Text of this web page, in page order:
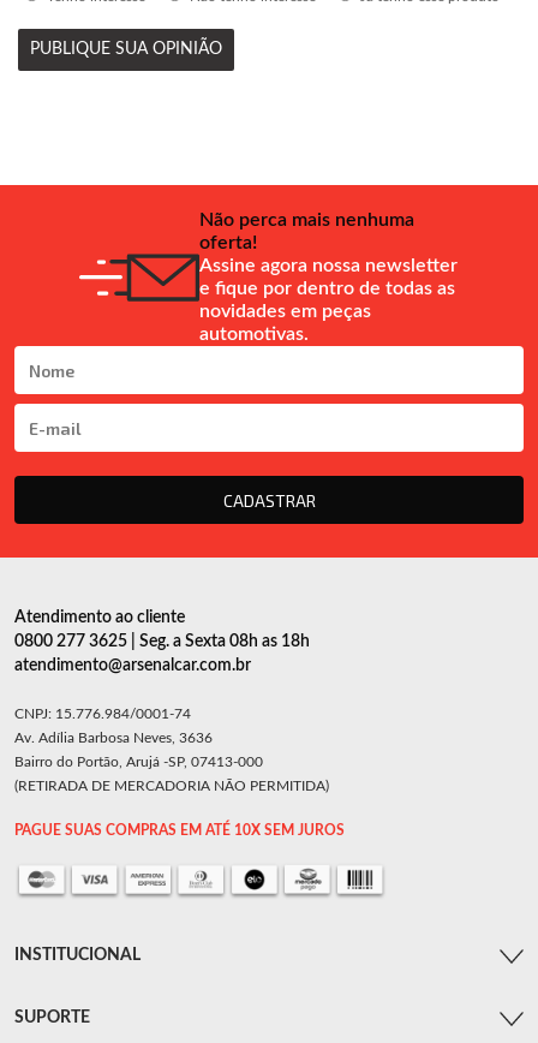
PUBLIQUE SUA OPINIÃO
Não perca mais nenhuma
oferta!
Assine agora nossa newsletter
e fique por dentro de todas as
novidades em peças
automotivas.
CADASTRAR
Atendimento ao cliente
0800 277 3625 | Seg. a Sexta 08h as 18h
atendimento@arsenalcar.com.br
CNPJ: 15.776.984/0001-74
Av. Adília Barbosa Neves, 3636
Bairro do Portão, Arujá -SP, 07413-000
(RETIRADA DE MERCADORIA NÃO PERMITIDA)
PAGUE SUAS COMPRAS EM ATÉ 10X SEM JUROS
INSTITUCIONAL
SUPORTE